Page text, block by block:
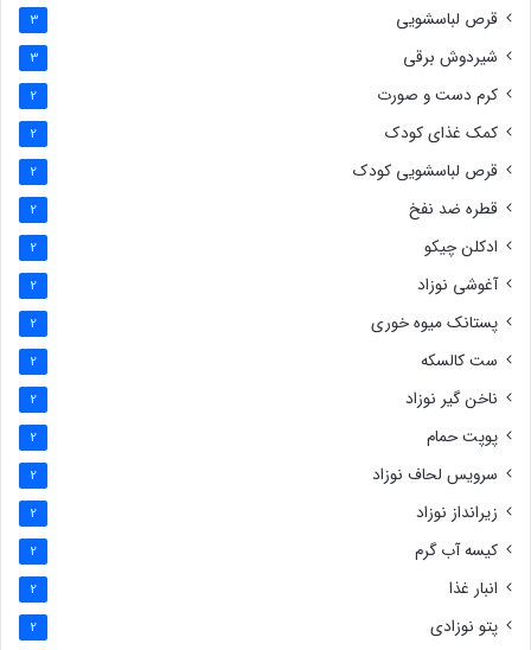
قرص لباسشویی 3
شیردوش برقی 3
کرم دست و صورت 2
کمک غذای کودک 2
قرص لباسشویی کودک 2
قطره ضد نفخ 2
ادکلن چیکو 2
آغوشی نوزاد 2
پستانک میوه خوری 2
ست کالسکه 2
ناخن گیر نوزاد 2
پوپت حمام 2
سرویس لحاف نوزاد 2
زیرانداز نوزاد 2
کیسه آب گرم 2
انبار غذا 2
پتو نوزادی 2